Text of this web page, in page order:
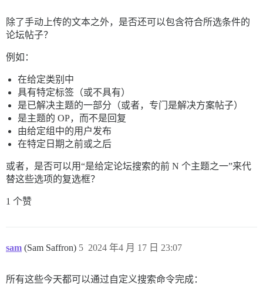
除了手动上传的文本之外，是否还可以包含符合所选条件的
论坛帖子？
例如：
在给定类别中
具有特定标签（或不具有）
是已解决主题的一部分（或者，专门是解决方案帖子）
是主题的 OP，而不是回复
由给定组中的用户发布
在特定日期之前或之后
或者，是否可以用“是给定论坛搜索的前 N 个主题之一”来代
替这些选项的复选框？
1 个赞
sam (Sam Saffron) 2024 年4 月 17 日 23:07
5
所有这些今天都可以通过自定义搜索命令完成：